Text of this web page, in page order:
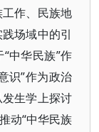
作、民族地
场域中的引
中华民族”作
识”作为政治
生学上探讨
动“中华民族